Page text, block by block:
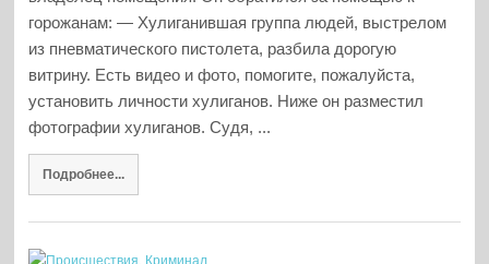
горожанам: — Хулиганившая группа людей, выстрелом
из пневматического пистолета, разбила дорогую
витрину. Есть видео и фото, помогите, пожалуйста,
установить личности хулиганов. Ниже он разместил
фотографии хулиганов. Судя, ...
Подробнее...